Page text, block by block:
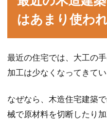
はあまり使わ
最近の住宅では、大工の
加工は少なくなってきてい
なぜなら、木造住宅建築
械で原材料を切断したり